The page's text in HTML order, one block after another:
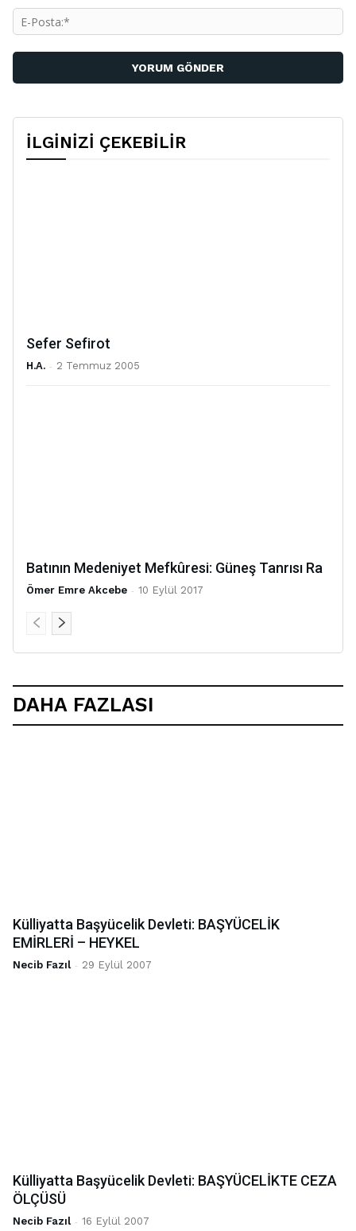
İLGİNİZİ ÇEKEBİLİR
Sefer Sefirot
H.A. - 2 Temmuz 2005
Batının Medeniyet Mefkûresi: Güneş Tanrısı Ra
Ömer Emre Akcebe - 10 Eylül 2017
DAHA FAZLASI
Külliyatta Başyücelik Devleti: BAŞYÜCELİK
EMİRLERİ – HEYKEL
Necib Fazıl - 29 Eylül 2007
Külliyatta Başyücelik Devleti: BAŞYÜCELİKTE CEZA
ÖLÇÜSÜ
Necib Fazıl - 16 Eylül 2007